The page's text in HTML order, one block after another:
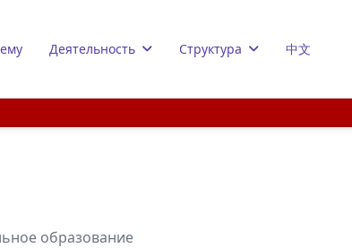
Деятельность Структура 中文
образование